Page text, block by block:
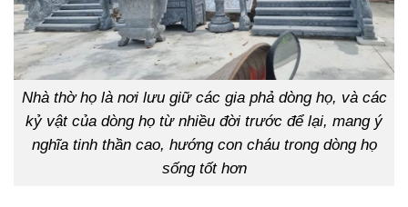
Nhà thờ họ là nơi lưu giữ các gia phả dòng họ, và các
kỷ vật của dòng họ từ nhiều đời trước để lại, mang ý
nghĩa tinh thần cao, hướng con cháu trong dòng họ
sống tốt hơn